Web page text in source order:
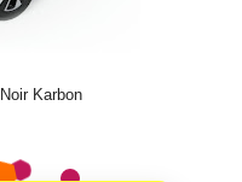
Karbon